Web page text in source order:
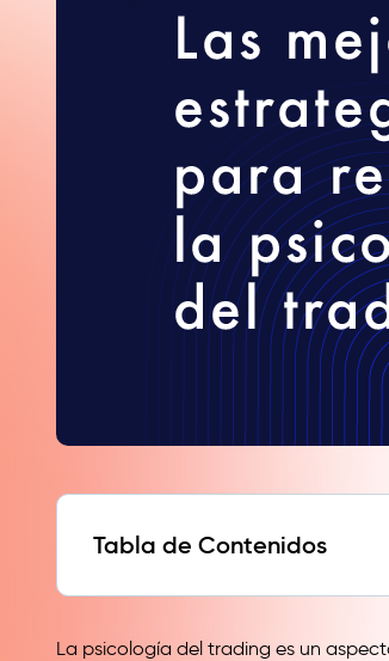
Tabla de Contenidos
La psicología del trading es un